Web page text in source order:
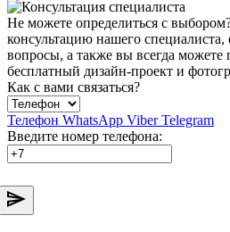
Не можете определиться с
консультацию нашего специалиста,
вопросы, а также вы всегда можете
бесплатный дизайн-проект и
Как с вами связаться?
Телефон WhatsApp ViberTelegram
Введите номер телефона: